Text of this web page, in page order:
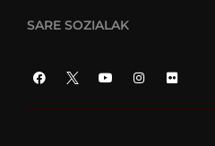
SARE SOZIALAK